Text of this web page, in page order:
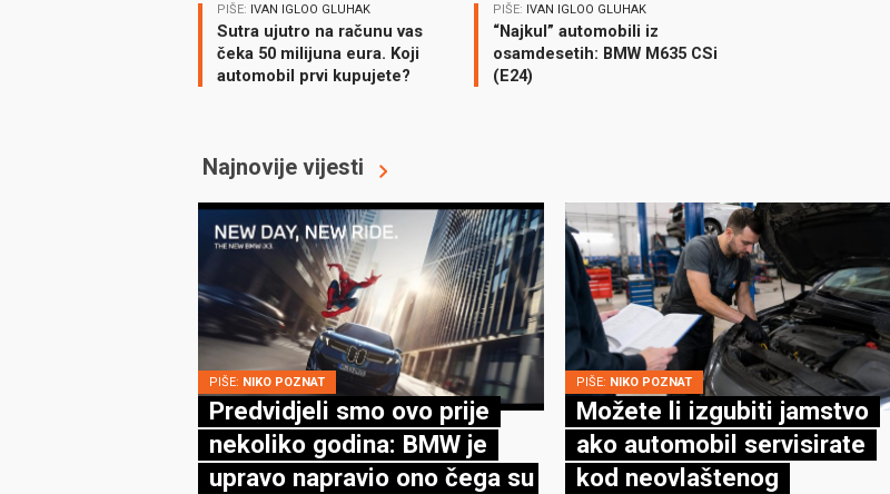
PIŠE: IVAN IGLOO GLUHAK
Sutra ujutro na računu vas
čeka 50 milijuna eura. Koji
automobil prvi kupujete?
PIŠE: IVAN IGLOO GLUHAK
“Najkul” automobili iz
osamdesetih: BMW M635 CSi
(E24)
Najnovije vijesti
PIŠE: NIKO POZNAT
Predvidjeli smo ovo prije
nekoliko godina: BMW je
upravo napravio ono čega su
PIŠE: NIKO POZNAT
Možete li izgubiti jamstvo
ako automobil servisirate
kod neovlaštenog